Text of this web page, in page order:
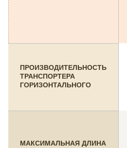
ПРОИЗВОДИТЕЛЬНОСТЬ
ТРАНСПОРТЕРА
ГОРИЗОНТАЛЬНОГО
МАКСИМАЛЬНАЯ ДЛИНА